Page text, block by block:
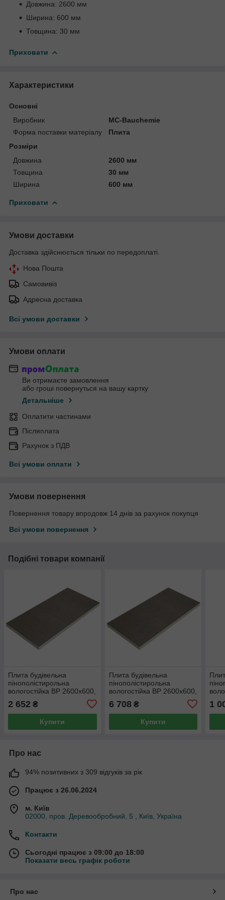
Довжина: 2600 мм
Ширина: 600 мм
Товщина: 30 мм
Приховати
Характеристики
Основні
Виробник
MC-Bauchemie
Форма поставки матеріалу
Плита
Розміри
Довжина
2600 мм
Товщина
30 мм
Ширина
600 мм
Приховати
Умови доставки
Доставка здійснюється тільки по передоплаті.
Нова Пошта
Самовивіз
Адресна доставка
Всі умови доставки
Умови оплати
Ви отримаєте замовлення
або гроші повернуться на вашу картку
Детальніше
Оплатити частинами
Післяплата
Рахунок з ПДВ
Всі умови оплати
Умови повернення
Повернення товару впродовж 14 днів за рахунок покупця
Всі умови повернення
Подібні товари компанії
Плита будівельна
пінополістирольна
вологостійка BP 2600x600,
2 652 ₴
Купити
Плита будівельна
пінополістирольна
вологостійка BP 2600x600,
6 708₴
Купити
1
Про нас
94% позитивних з 309 відгуків за рік
Працює з 26.06.2024
м. Київ
02000, пров. Деревообробний, 5 , Київ, Україна
Контакти
Сьогодні працює з 09:00 до 18:00
Показати весь графік роботи
Про нас